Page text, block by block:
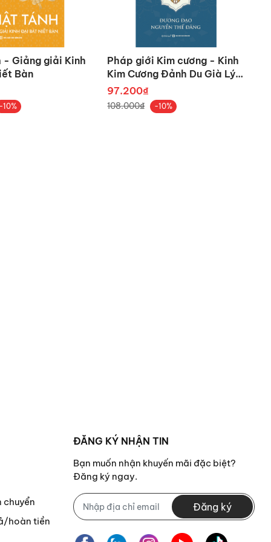
Tây Tạng ở Bình Dương do
Chiếu (1912-2016) – vị Tổ
san Giác Ngộ cũng đã
phattuvietnam.net,
- Giảng giải Kinh
Bàn
-10%
Pháp giới Kim cương - Kinh
Kim Cương Đảnh Du Già Lý
Thú Bát Nhã
97.200₫
108.000₫ -10%
chuyển
hoàn tiền
ĐĂNG KÝ NHẬN TIN
Bạn muốn nhận khuyến mãi đặc biệt?
Đăng ký ngay.
Đăng ký